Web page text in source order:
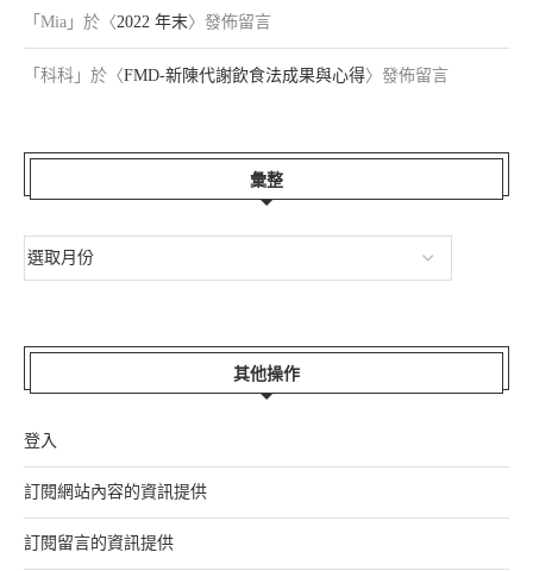
「 Mia 」於〈2022 年末〉發佈留言
「 科科 」於〈FMD-新陳代謝飲食法成果與心得〉發佈留言
彙整
其他操作
登入
訂閱網站內容的資訊提供
訂閱留言的資訊提供